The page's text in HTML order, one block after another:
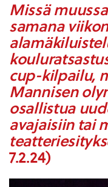
Missä
samana
cup-kilpailu,
Mannisen
osallistua
avajaisiin tai
7.2.24)